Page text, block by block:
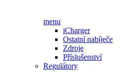
menu
iCharger
Ostatní nabíječe
Zdroje
Příslušenství
Regulátory